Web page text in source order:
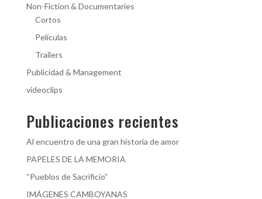
Non-Fiction & Documentaries
Cortos
Películas
Trailers
Publicidad & Management
videoclips
Publicaciones recientes
Al encuentro de una gran historia de amor
PAPELES DE LA MEMORIA
“Pueblos de Sacrificio”
IMÁGENES CAMBOYANAS